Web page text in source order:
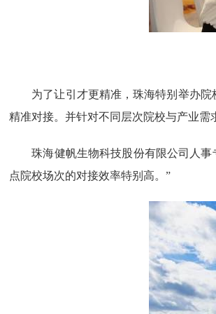
为了让引才更精准，珠海特别举办院
精准对接。并针对不同层次院校与产业
珠海健帆生物科技股份有限公司人事
点院校场次的对接效率特别高。”